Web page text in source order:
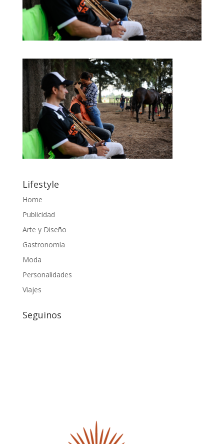
Lifestyle
Home
Publicidad
Arte y Diseño
Gastronomía
Moda
Personalidades
Viajes
Seguinos